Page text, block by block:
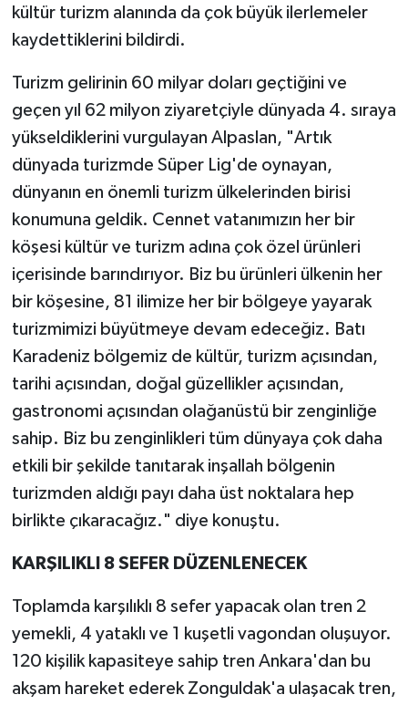
kültür turizm alanında da çok büyük ilerlemeler
kaydettiklerini bildirdi.
Turizm gelirinin 60 milyar doları geçtiğini ve
geçen yıl 62 milyon ziyaretçiyle dünyada 4. sıraya
yükseldiklerini vurgulayan Alpaslan, "Artık
dünyada turizmde Süper Lig'de oynayan,
dünyanın en önemli turizm ülkelerinden birisi
konumuna geldik. Cennet vatanımızın her bir
köşesi kültür ve turizm adına çok özel ürünleri
içerisinde barındırıyor. Biz bu ürünleri ülkenin her
bir köşesine, 81 ilimize her bir bölgeye yayarak
turizmimizi büyütmeye devam edeceğiz. Batı
Karadeniz bölgemiz de kültür, turizm açısından,
tarihi açısından, doğal güzellikler açısından,
gastronomi açısından olağanüstü bir zenginliğe
sahip. Biz bu zenginlikleri tüm dünyaya çok daha
etkili bir şekilde tanıtarak inşallah bölgenin
turizmden aldığı payı daha üst noktalara hep
birlikte çıkaracağız." diye konuştu.
KARŞILIKLI 8 SEFER DÜZENLENECEK
Toplamda karşılıklı 8 sefer yapacak olan tren 2
yemekli, 4 yataklı ve 1 kuşetli vagondan oluşuyor.
120 kişilik kapasiteye sahip tren Ankara'dan bu
akşam hareket ederek Zonguldak'a ulaşacak tren,